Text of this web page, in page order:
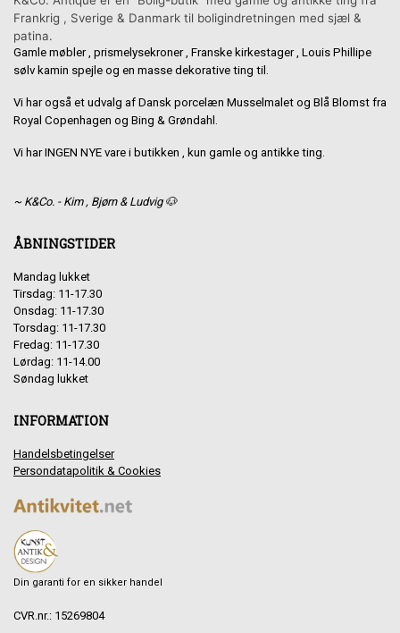
Frankrig , Sverige & Danmark til boligindretningen med sjæl &
patina.
Gamle møbler , prismelysekroner , Franske kirkestager , Louis Phillipe
sølv kamin spejle og en masse dekorative ting til.
Vi har også et udvalg af Dansk porcelæn Musselmalet og Blå Blomst fra
Royal Copenhagen og Bing & Grøndahl.
Vi har INGEN NYE vare i butikken , kun gamle og antikke ting.
~ K&Co. - Kim , Bjørn & Ludvig 🐶
ÅBNINGSTIDER
Mandag lukket
Tirsdag: 11-17.30
Onsdag: 11-17.30
Torsdag: 11-17.30
Fredag: 11-17.30
Lørdag: 11-14.00
Søndag lukket
INFORMATION
Handelsbetingelser
Persondatapolitik & Cookies
Din garanti for en sikker handel
CVR.nr.: 15269804